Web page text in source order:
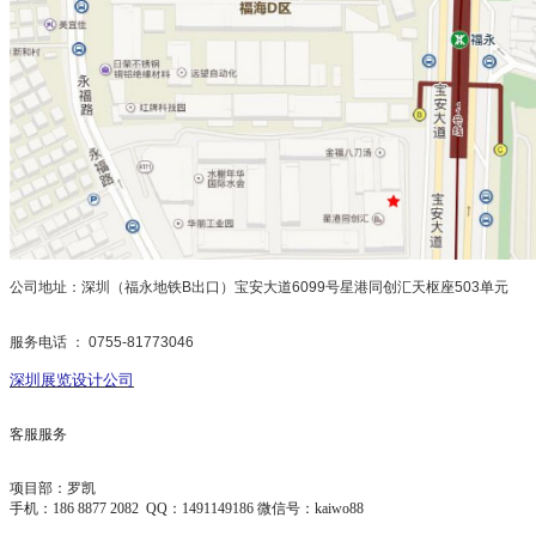
公司地址：深圳（福永地铁B出口）宝安大道6099号星港同创汇天枢座503单元
服务电话 ： 0755-81773046
深圳展览设计公司
客服服务
项目部 ：罗凯
手机：186 8877 2082 QQ：1491149186 微信号：kaiwo88